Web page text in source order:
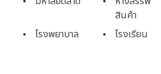
สินค้า
โรงพยาบาล โรงเรียน